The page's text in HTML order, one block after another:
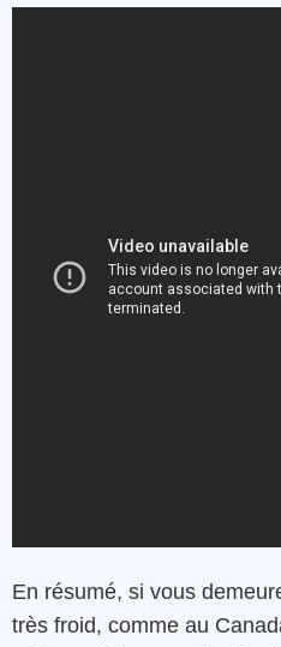
En résumé, si vous
très froid, comme au